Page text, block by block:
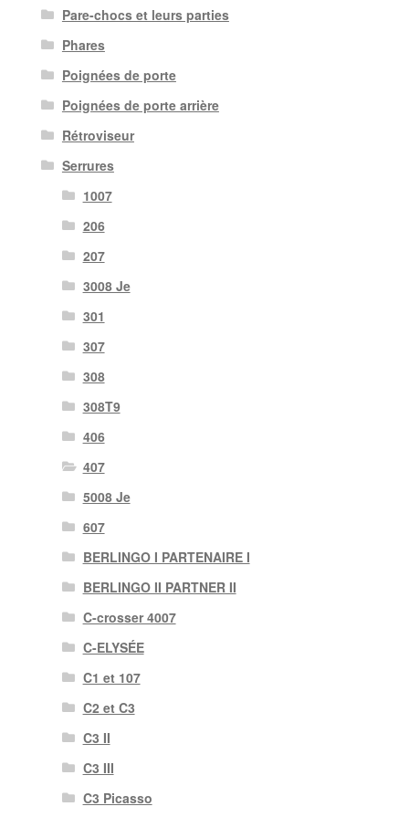
Pare-chocs et leurs parties
Phares
Poignées de porte
Poignées de porte arrière
Rétroviseur
Serrures
1007
206
207
3008 Je
301
307
308
308T9
406
407
5008 Je
607
BERLINGO I PARTENAIRE I
BERLINGO II PARTNER II
C-crosser 4007
C-ELYSÉE
C1 et 107
C2 et C3
C3 II
C3 III
C3 Picasso